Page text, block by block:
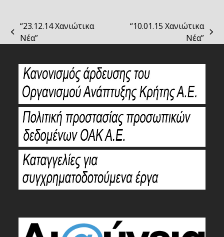
previous
“23.12.14 Χανιώτικα
Νέα”
“10.01.15 Χανιώτικα
Νέα”